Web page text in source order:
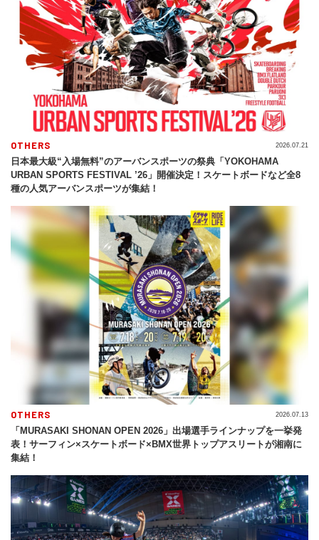
OTHERS
日本最大級“入場無料”のアーバンスポーツの祭典「YOKOHAMA
URBAN SPORTS FESTIVAL ’26」開催決定！スケートボードなど全8
種の人気アーバンスポーツが集結！
2026.07.21
OTHERS
「MURASAKI SHONAN OPEN 2026」出場選手ラインナップを一挙発
表！サーフィン×スケートボード×BMX世界トップアスリートが湘南に
集結！
2026.07.13